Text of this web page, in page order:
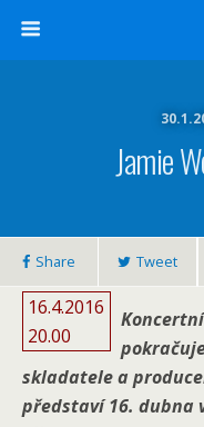
Jamie
Share Tweet
16.4.2016
20.00
skladatele a
představí 16. dubna